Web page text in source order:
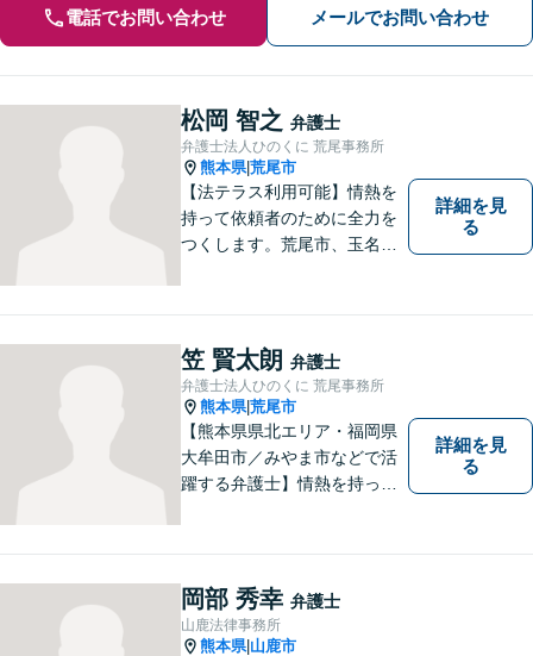
電話でお問い合わせ メールでお問い合わせ
松岡 智之 弁護士
弁護士法人ひのくに 荒尾事務所
熊本県|荒尾市
【法テラス利用可能】情熱を
持って依頼者のために全力を
つくします。荒尾市、玉名郡
能。個人、企業どちらの案件
にも対応可能ですのでお気軽
にご相談ください。【幅広い
案件のご相談可能】
詳細を見
る
笠 賢太朗 弁護士
弁護士法人ひのくに 荒尾事務所
熊本県|荒尾市
【熊本県県北エリア・福岡県
大牟田市／みやま市などで活
躍する弁護士】情熱を持って
題に1つ1つ丁寧に取り組みま
す。離婚 、相続、交通事故、
企業法務など幅広いお困りご
とに対応可能です！
詳細を見
る
岡部 秀幸 弁護士
山鹿法律事務所
熊本県| 山鹿市